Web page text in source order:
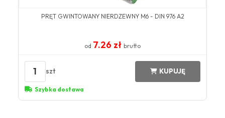
PRĘT GWINTOWANY NIERDZEWNY M6 - DIN 976 A2
od 7.26 zł brutto
1 szt KUPUJĘ
Szybka dostawa